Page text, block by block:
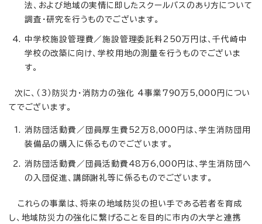
法、および地域の実情に即したスクールバスのあり方について
調査・研究を行うものでございます。
中学校施設管理費／施設管理委託料250万円は、千代崎中
学校の改築に向け、学校用地の測量を行うものでございま
す。
次に、（3）防災力・消防力の強化 4事業790万5,000円につい
てでございます。
消防団活動費／団員厚生費52万8,000円は、学生消防団用
装備品の購入に係るものでございます。
消防団活動費／団員活動費48万6,000円は、学生消防団へ
の入団促進、講師謝礼等に係るものでございます。
これらの事業は、将来の地域防災の担い手である若者を育成
し、地域防災力の強化に繋げることを目的に市内の大学と連携